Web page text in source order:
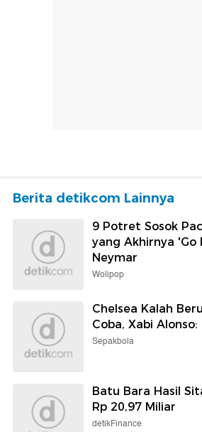
Berita detikcom Lainnya
9 Potret Sosok
yang Akhirnya 'Go
Neymar
Wolipop
Chelsea Kalah
Coba, Xabi Alonso:
Sepakbola
Batu Bara Hasil
Rp 20,97 Miliar
detikFinance